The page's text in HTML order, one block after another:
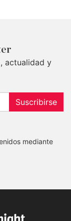
actualidad y
Suscribirse
mediante